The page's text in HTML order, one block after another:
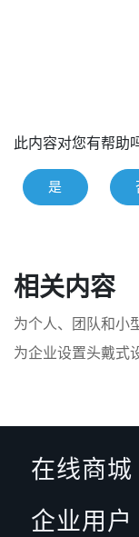
此内容对您有帮助
是
相关内容
为个人、团队和小
为企业设置头戴式
在线商城
企业用户